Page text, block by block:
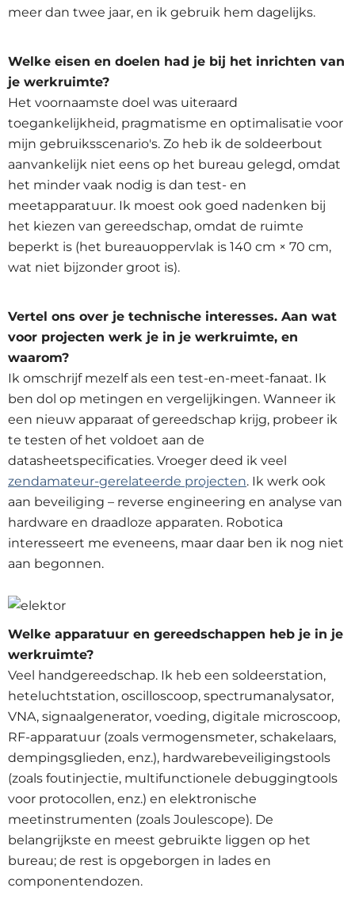
meer dan twee jaar, en ik gebruik hem dagelijks.
Welke eisen en doelen had je bij het inrichten van
je werkruimte?
Het voornaamste doel was uiteraard
toegankelijkheid, pragmatisme en optimalisatie voor
mijn gebruiksscenario's. Zo heb ik de soldeerbout
aanvankelijk niet eens op het bureau gelegd, omdat
het minder vaak nodig is dan test- en
meetapparatuur. Ik moest ook goed nadenken bij
het kiezen van gereedschap, omdat de ruimte
beperkt is (het bureauoppervlak is 140 cm × 70 cm,
wat niet bijzonder groot is).
Vertel ons over je technische interesses. Aan wat
voor projecten werk je in je werkruimte, en
waarom?
Ik omschrijf mezelf als een test-en-meet-fanaat. Ik
ben dol op metingen en vergelijkingen. Wanneer ik
een nieuw apparaat of gereedschap krijg, probeer ik
te testen of het voldoet aan de
datasheetspecificaties. Vroeger deed ik veel
zendamateur-gerelateerde projecten. Ik werk ook
aan beveiliging – reverse engineering en analyse van
hardware en draadloze apparaten. Robotica
interesseert me eveneens, maar daar ben ik nog niet
aan begonnen.
Welke apparatuur en gereedschappen heb je in je
werkruimte?
Veel handgereedschap. Ik heb een soldeerstation,
heteluchtstation, oscilloscoop, spectrumanalysator,
VNA, signaalgenerator, voeding, digitale microscoop,
RF-apparatuur (zoals vermogensmeter, schakelaars,
dempingsglieden, enz.), hardwarebeveiligingstools
(zoals foutinjectie, multifunctionele debuggingtools
voor protocollen, enz.) en elektronische
meetinstrumenten (zoals Joulescope). De
belangrijkste en meest gebruikte liggen op het
bureau; de rest is opgeborgen in lades en
componentendozen.